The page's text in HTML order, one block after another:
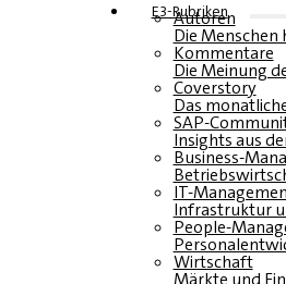
E3-Rubriken
Autoren
Die
Kommentare
Die Meinung
Coverstory
Das
SAP-
Insights aus
Business-
IT-
Infrastruktur
People-
Wirtschaft
Märkte und